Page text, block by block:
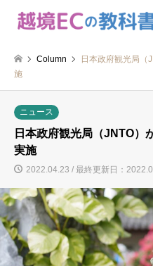
Column
日本政府観光局（
施
ニュース
日本政府観光局（JNTO）
実施
2022.04.23 / 最終更新日：